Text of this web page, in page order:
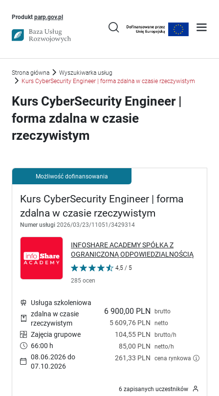
Produkt parp.gov.plUwaga, link otworzy się w nowym oknie
Strona główna
Wyszukiwarka usług
Kurs CyberSecurity Engineer | forma zdalna w czasie rzeczywistym
Kurs CyberSecurity Engineer |
forma zdalna w czasie
rzeczywistym
Możliwość dofinansowania
Kurs CyberSecurity Engineer | forma
zdalna w czasie rzeczywistym
Numer usługi 2026/03/23/11051/3429314
INFOSHARE ACADEMY SPÓŁKA Z
OGRANICZONĄ ODPOWIEDZIALNOŚCIĄ
4,5 / 5
285 ocen
6 900,00 PLN brutto
5 609,76 PLN netto
104,55 PLN brutto/h
85,00 PLN netto/h
261,33 PLN cena rynkowa
Usługa szkoleniowa
zdalna w czasie
rzeczywistym
Zajęcia grupowe
66:00 h
08.06.2026 do
07.10.2026
6 zapisanych uczestników